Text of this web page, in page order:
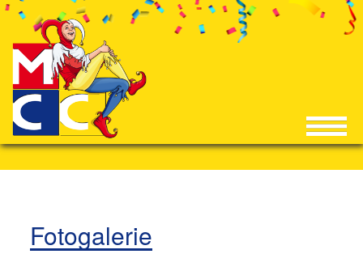
Fotogalerie